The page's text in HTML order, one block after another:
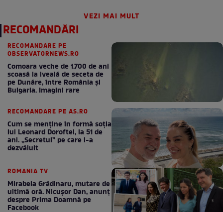
VEZI MAI MULT
RECOMANDĂRI
RECOMANDARE PE
OBSERVATORNEWS.RO
Comoara veche de 1.700 de ani
scoasă la iveală de seceta de
pe Dunăre, între România şi
Bulgaria. Imagini rare
RECOMANDARE PE AS.RO
Cum se menţine în formă soţia
lui Leonard Doroftei, la 51 de
ani. „Secretul” pe care l-a
dezvăluit
ROMANIA TV
Mirabela Grădinaru, mutare de
ultimă oră. Nicuşor Dan, anunţ
despre Prima Doamnă pe
Facebook